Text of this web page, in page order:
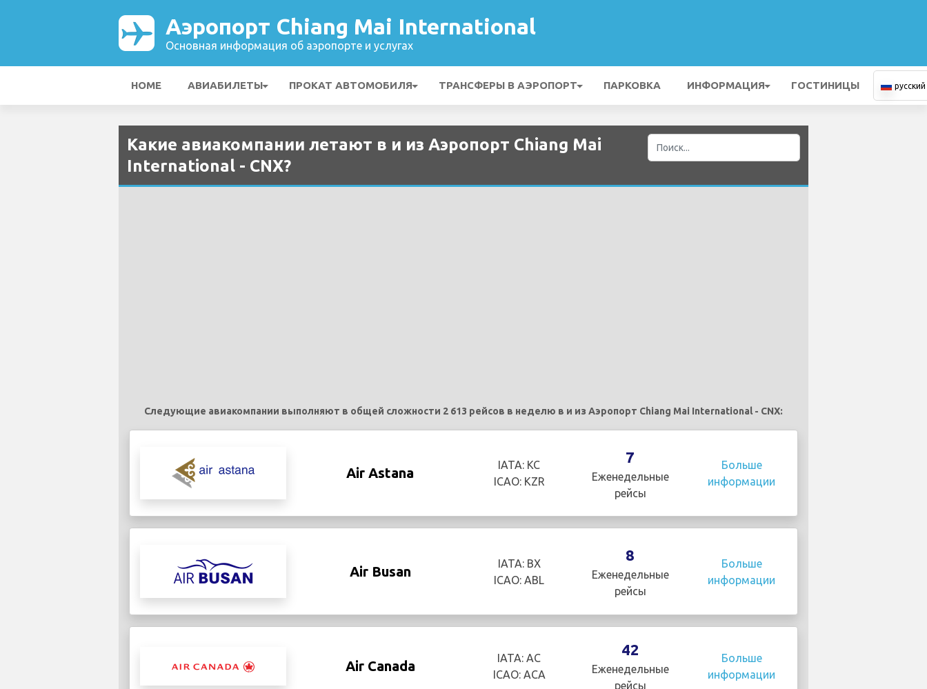
Аэропорт Chiang Mai International
Основная информация об аэропорте и услугах
HOME АВИАБИЛЕТЫ ПРОКАТ АВТОМОБИЛЯ ТРАНСФЕРЫ В АЭРОПОРТ ПАРКОВКА ИНФОРМАЦИЯ ГОСТИНИЦЫ русский
Какие авиакомпании летают в и из Аэропорт Chiang Mai
International - CNX?
Следующие авиакомпании выполняют в общей сложности 2 613 рейсов в неделю в и из Аэропорт Chiang Mai International - CNX:
Air Astana
IATA: KC
ICAO: KZR
7
Еженедельные
рейсы
Больше
информации
Air Busan
IATA: BX
ICAO: ABL
8
Еженедельные
рейсы
Больше
информации
Air Canada
IATA: AC
ICAO: ACA
42
Еженедельные
рейсы
Больше
информации